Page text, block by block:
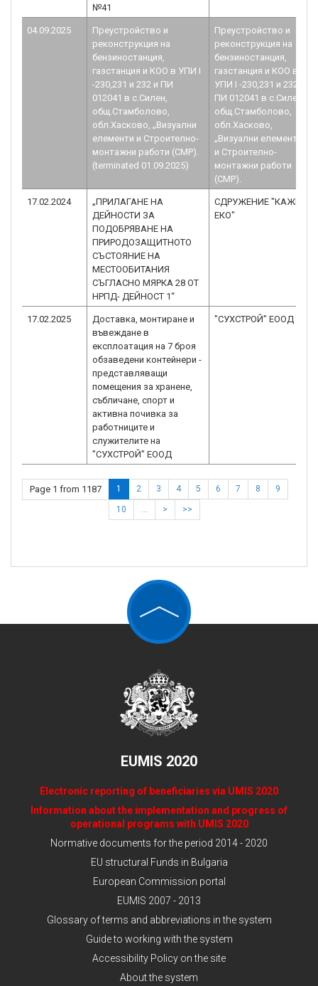
№41
04.09.2025
Преустройство и
реконструкция на
бензиностанция,
газстанция и КОО в УПИ I
-230,231 и 232 и ПИ
012041 в с.Силен,
общ.Стамболово,
обл.Хасково, „Визуални
елементи и Строително-
монтажни работи (СМР).
(terminated 01.09.2025)
Преустройство и
реконструкция на
бензиностанция,
газстанция и КОО в
УПИ I -230,231 и 232 и
ПИ 012041 в с.Силен,
общ.Стамболово,
обл.Хасково,
„Визуални елементи
и Строително-
монтажни работи
(СМР).
17.02.2024
„ПРИЛАГАНЕ НА
ДЕЙНОСТИ ЗА
ПОДОБРЯВАНЕ НА
ПРИРОДОЗАЩИТНОТО
СЪСТОЯНИЕ НА
МЕСТООБИТАНИЯ
СЪГЛАСНО МЯРКА 28 ОТ
НРПД- ДЕЙНОСТ 1“
СДРУЖЕНИЕ "КАЖИ
ЕКО"
17.02.2025
Доставка, монтиране и
въвеждане в
експлоатация на 7 броя
обзаведени контейнери -
представляващи
помещения за хранене,
събличане, спорт и
активна почивка за
работниците и
служителите на
"СУХСТРОЙ" ЕООД
"СУХСТРОЙ" ЕООД
Page 1 from 1187 1 2 3 4 5 6 7 8 9
10 … > >>
EUMIS 2020
Electronic reporting of beneficiaries via UMIS 2020
Information about the implementation and progress of
operational programs with UMIS 2020
Normative documents for the period 2014 - 2020
EU structural Funds in Bulgaria
European Commission portal
EUMIS 2007 - 2013
Glossary of terms and abbreviations in the system
Guide to working with the system
Accessibility Policy on the site
About the system